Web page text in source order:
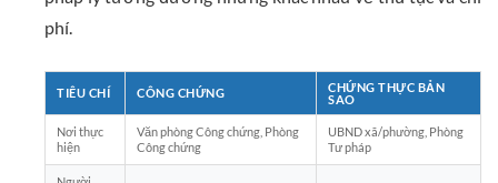
phí.
TIÊU CHÍ CÔNG CHỨNG
CHỨNG THỰC BẢN
SAO
Nơi thực
hiện
Văn phòng Công chứng, Phòng
Công chứng
UBND xã/phường, Phòng
Tư pháp